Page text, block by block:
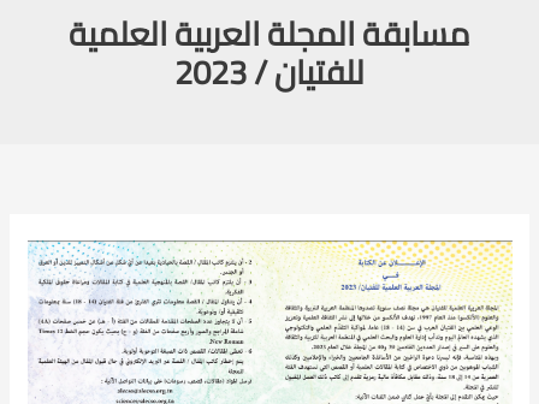
مسابقة المجلة العربية العلمية
للفتيان / 2023